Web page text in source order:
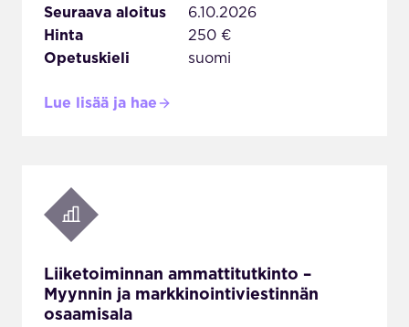
Seuraava aloitus
6.10.2026
Hinta
250 €
Opetuskieli
suomi
Lue lisää ja hae
Liiketoiminnan ammattitutkinto –
Myynnin ja markkinointiviestinnän
osaamisala